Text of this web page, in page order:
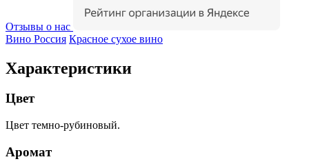
Отзывы о нас
Вино Россия Красное сухое вино
Характеристики
Цвет
Цвет темно-рубиновый.
Аромат